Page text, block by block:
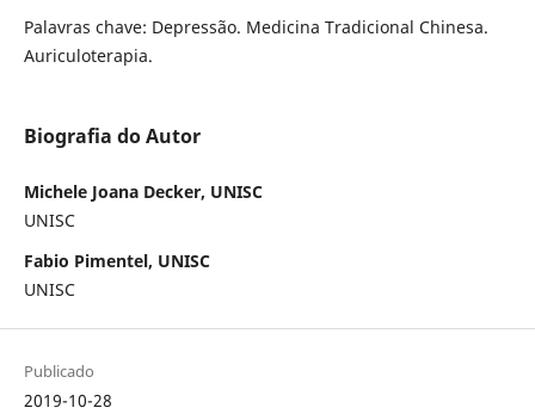
Palavras chave: Depressão. Medicina Tradicional Chinesa.
Auriculoterapia.
Biografia do Autor
Michele Joana Decker, UNISC
UNISC
Fabio Pimentel, UNISC
UNISC
Publicado
2019-10-28